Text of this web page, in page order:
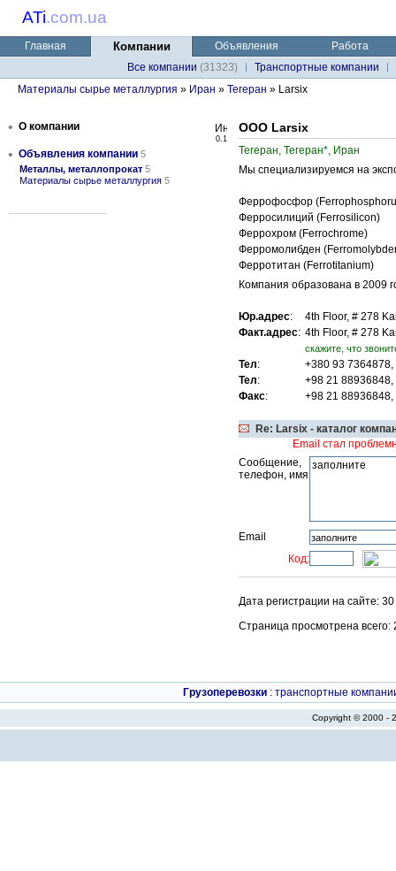
ATi.com.ua
Главная Компании Объявления
Работа
Все компании (31323)
Транспортные компании
Материалы сырье металлургия » Иран » Тегеран » Larsix
• О компании
• Объявления компании 5
Металлы, металлопрокат 5
Материалы сырье металлургия 5
0.1
ООО Larsix
Тегеран, Тегеран*, Иран
Мы специализируемся на
Феррофосфор
Ферросилиций (Ferrosilicon)
Феррохром (Ferrochrome)
Ферромолибден
Ферротитан (Ferrotitanium)
Компания образована в 2009
Юр.адрес:
4th Floor, # 278
Факт.адрес: 4th Floor, # 278
cкажите, что
Тел:
+380 93
Тел:
+98 21
Факс: +98 21
Re: Larsix - каталог
Email стал
Сообщение,
телефон, имя
Email
Код:
Дата регистрации на сайте:
Страница просмотрена всего:
Грузоперевозки : транспортные
Copyright © 2000 -